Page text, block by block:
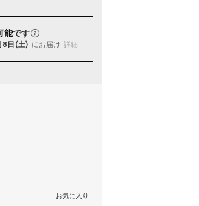
能です
8日(土) にお届け 詳細
お気に入り